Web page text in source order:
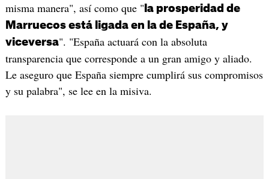
misma manera", así como que " la prosperidad de
Marruecos está ligada en la de España, y
viceversa". "España actuará con la absoluta
transparencia que corresponde a un gran amigo y aliado.
Le aseguro que España siempre cumplirá sus compromisos
y su palabra", se lee en la misiva.